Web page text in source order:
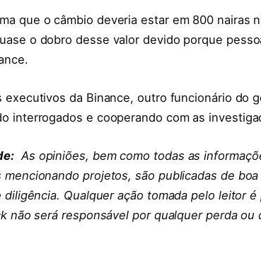
que o câmbio deveria estar em 800 nairas
o dobro desse valor devido porque
executivos da Binance, outro funcionário do
interrogados e cooperando com as
As opiniões, bem como todas as
projetos, são publicadas de
Qualquer ação tomada pelo leitor é
não será responsável por qualquer perda ou